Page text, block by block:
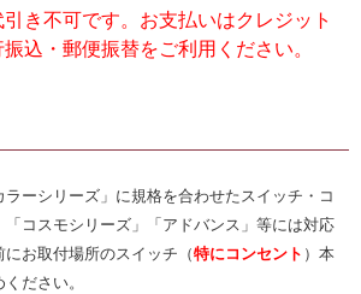
き不可です。お支払いはクレジット
込・郵便振替をご利用ください。
ーシリーズ」に規格を合わせたスイッチ・コ
「コスモシリーズ」「アドバンス」等には対応
お取付場所のスイッチ（特にコンセント ）本
ださい。